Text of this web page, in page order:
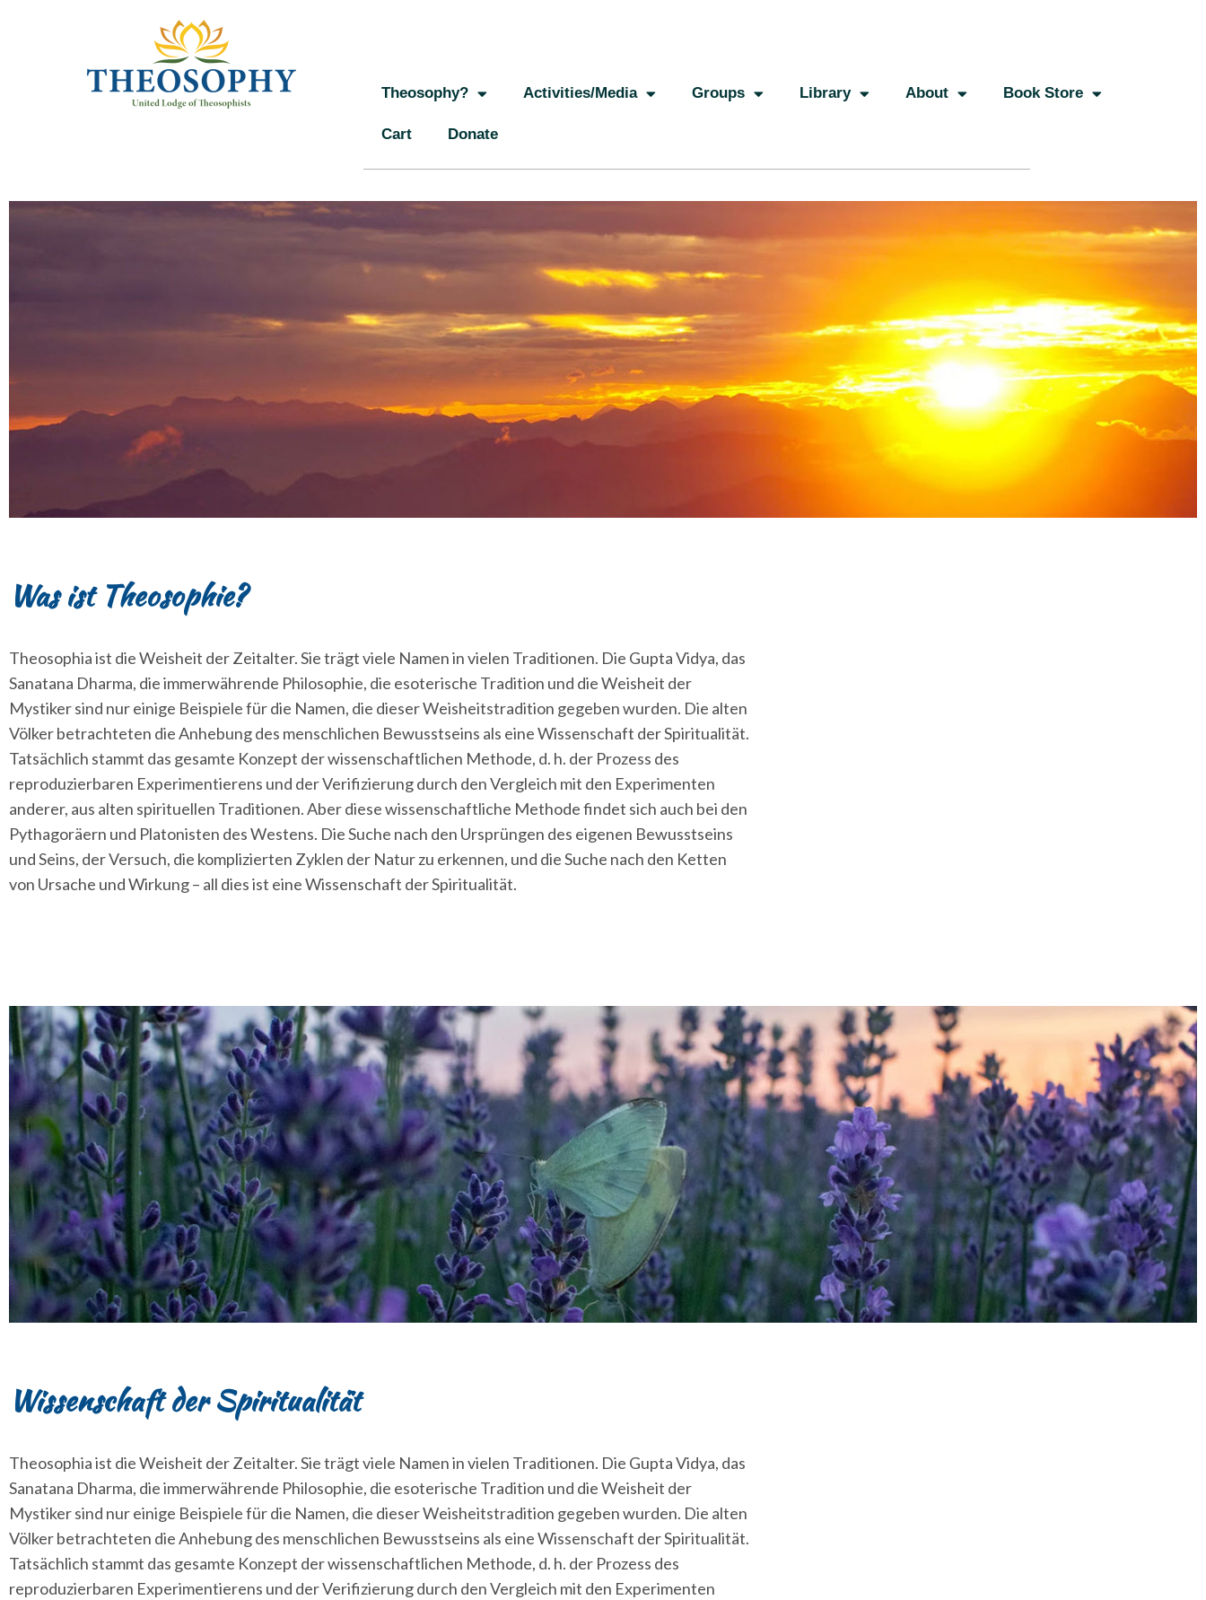
Theosophy? Activities/Media Groups Library About Book Store
Cart Donate
Was ist Theosophie?
Theosophia ist die Weisheit der Zeitalter. Sie trägt viele Namen in vielen Traditionen. Die Gupta Vidya, das
Sanatana Dharma, die immerwährende Philosophie, die esoterische Tradition und die Weisheit der
Mystiker sind nur einige Beispiele für die Namen, die dieser Weisheitstradition gegeben wurden. Die alten
Völker betrachteten die Anhebung des menschlichen Bewusstseins als eine Wissenschaft der Spiritualität.
Tatsächlich stammt das gesamte Konzept der wissenschaftlichen Methode, d. h. der Prozess des
reproduzierbaren Experimentierens und der Verifizierung durch den Vergleich mit den Experimenten
anderer, aus alten spirituellen Traditionen. Aber diese wissenschaftliche Methode findet sich auch bei den
Pythagoräern und Platonisten des Westens. Die Suche nach den Ursprüngen des eigenen Bewusstseins
und Seins, der Versuch, die komplizierten Zyklen der Natur zu erkennen, und die Suche nach den Ketten
von Ursache und Wirkung – all dies ist eine Wissenschaft der Spiritualität.
Wissenschaft der Spiritualität
Theosophia ist die Weisheit der Zeitalter. Sie trägt viele Namen in vielen Traditionen. Die Gupta Vidya, das
Sanatana Dharma, die immerwährende Philosophie, die esoterische Tradition und die Weisheit der
Mystiker sind nur einige Beispiele für die Namen, die dieser Weisheitstradition gegeben wurden. Die alten
Völker betrachteten die Anhebung des menschlichen Bewusstseins als eine Wissenschaft der Spiritualität.
Tatsächlich stammt das gesamte Konzept der wissenschaftlichen Methode, d. h. der Prozess des
reproduzierbaren Experimentierens und der Verifizierung durch den Vergleich mit den Experimenten